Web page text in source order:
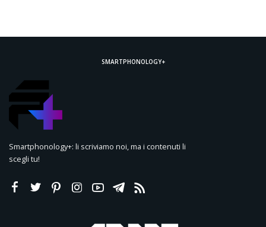
SMARTPHONOLOGY+
Smartphonology+: li scriviamo noi, ma i contenuti li
scegli tu!